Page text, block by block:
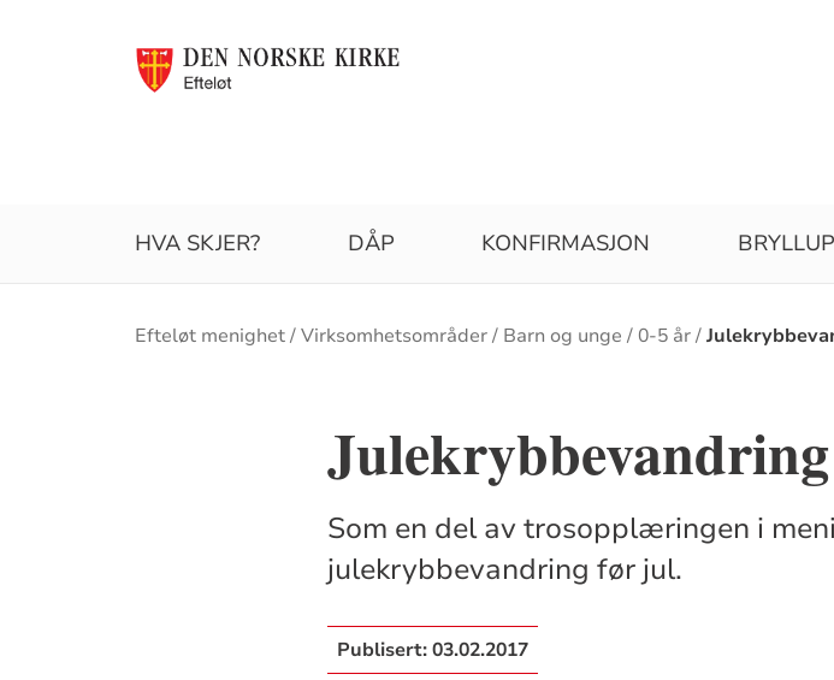
HVA SKJER? DÅP KONFIRMASJON BRYLLUP
Brødsmulesti
Efteløt menighet Virksomhetsområder Barn og unge 0-5 år
Som en del av trosopplæringen i
julekrybbevandring før jul.
Publisert:03.02.2017